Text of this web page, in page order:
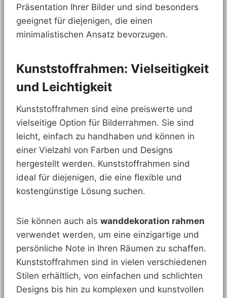
Präsentation Ihrer Bilder und sind besonders
geeignet für diejenigen, die einen
minimalistischen Ansatz bevorzugen.
Kunststoffrahmen: Vielseitigkeit
und Leichtigkeit
Kunststoffrahmen sind eine preiswerte und
vielseitige Option für Bilderrahmen. Sie sind
leicht, einfach zu handhaben und können in
einer Vielzahl von Farben und Designs
hergestellt werden. Kunststoffrahmen sind
ideal für diejenigen, die eine flexible und
kostengünstige Lösung suchen.
Sie können auch als wanddekoration rahmen
verwendet werden, um eine einzigartige und
persönliche Note in Ihren Räumen zu schaffen.
Kunststoffrahmen sind in vielen verschiedenen
Stilen erhältlich, von einfachen und schlichten
Designs bis hin zu komplexen und kunstvollen